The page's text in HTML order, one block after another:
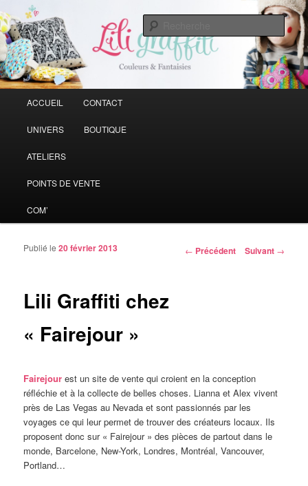
Liligraffiti
Vive la couleur qui rend la vie plus belle
Aller au contenu principal
Aller au contenu secondaire
ACCUEIL CONTACT
UNIVERS BOUTIQUE
ATELIERS
POINTS DE VENTE
COM’
Navigation des articles
← Précédent Suivant →
Lili Graffiti chez
« Fairejour »
Publié le20 février 2013
Fairejour est un site de vente qui croient en la conception
réfléchie et à la collecte de belles choses. Lianna et Alex vivent
près de Las Vegas au Nevada et sont passionnés par les
voyages ce qui leur permet de trouver des créateurs locaux. Ils
proposent donc sur « Fairejour » des pièces de partout dans le
monde, Barcelone, New-York, Londres, Montréal, Vancouver,
Portland…